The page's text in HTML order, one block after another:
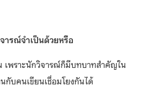
ารณ์จำเป็นด้วยหรือ
เพราะนักวิจารณ์ก็มีบทบาทสำคัญใน
กับคนเขียนเชื่อมโยงกันได้